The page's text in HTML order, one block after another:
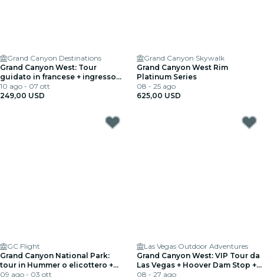
Grand Canyon Destinations
Grand Canyon West: Tour
guidato in francese + ingresso
Skywalk
10 ago - 07 ott
249,00 USD
Grand Canyon Skywalk
Grand Canyon West Rim
Platinum Series
08 - 25 ago
625,00 USD
GC Flight
Grand Canyon National Park:
tour in Hummer o elicottero +
volo da Boulder City
09 ago - 03 ott
Las Vegas Outdoor Adventures
Grand Canyon West: VIP Tour da
Las Vegas + Hoover Dam Stop +
Optional Skywalk
08 - 27 ago